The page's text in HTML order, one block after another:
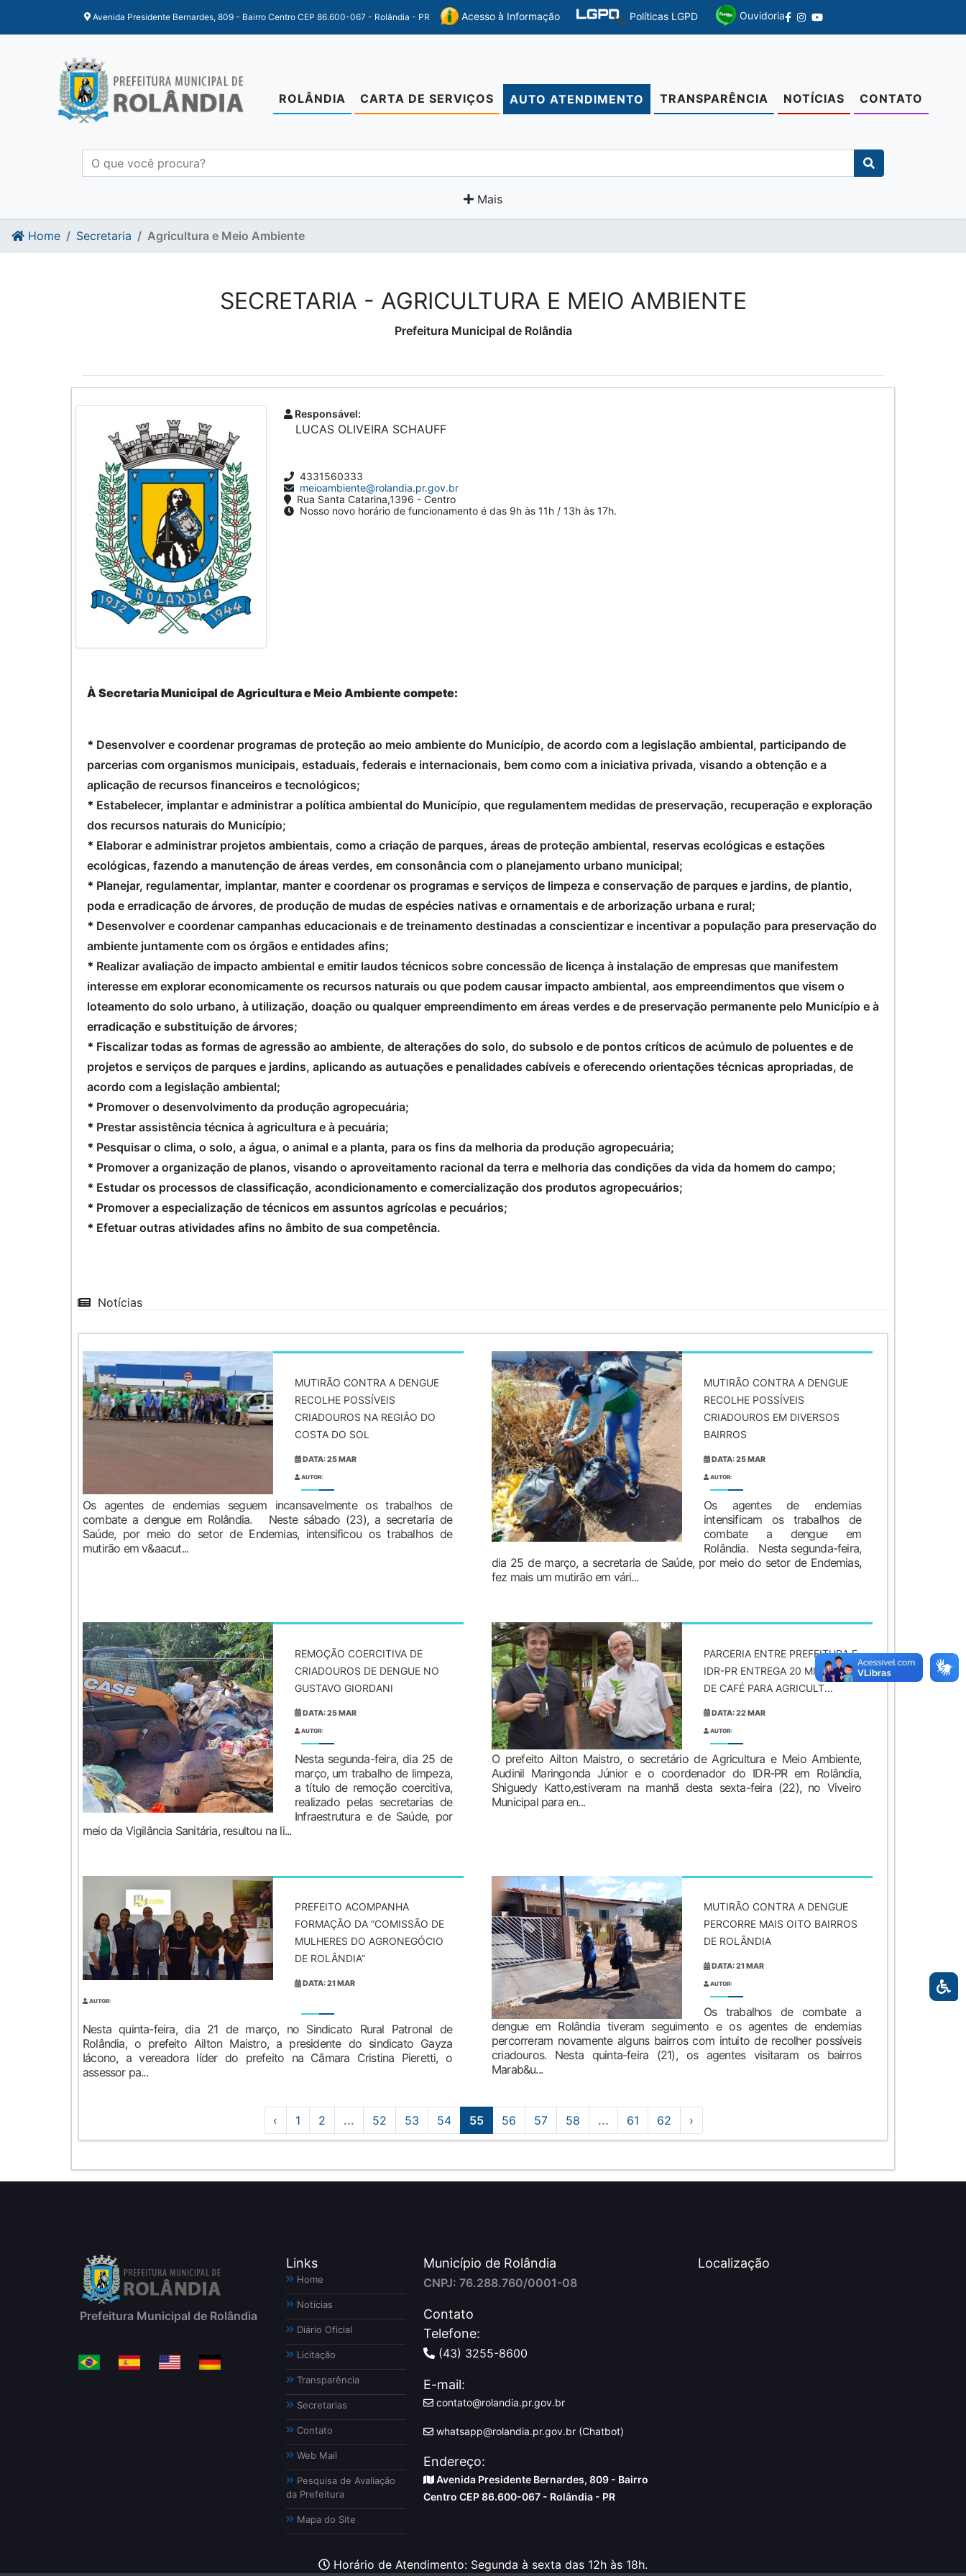
Avenida Presidente Bernardes, 809 - Bairro Centro CEP 86.600-067 - Rolândia - PR Acesso à Informação Políticas LGPD Ouvidoria
ROLÂNDIA CARTA DE SERVIÇOS AUTO ATENDIMENTO TRANSPARÊNCIA NOTÍCIAS CONTATO
Mais
Home Secretaria Agricultura e Meio Ambiente
SECRETARIA - AGRICULTURA E MEIO AMBIENTE
Prefeitura Municipal de Rolândia
Responsável:
LUCAS OLIVEIRA SCHAUFF
4331560333
meioambiente@rolandia.pr.gov.br
Rua Santa Catarina,1396 - Centro
Nosso novo horário de funcionamento é das 9h às 11h / 13h às 17h.
À Secretaria Municipal de Agricultura e Meio Ambiente compete:
* Desenvolver e coordenar programas de proteção ao meio ambiente do Município, de acordo com a legislação ambiental, participando de
parcerias com organismos municipais, estaduais, federais e internacionais, bem como com a iniciativa privada, visando a obtenção e a
aplicação de recursos financeiros e tecnológicos;
* Estabelecer, implantar e administrar a política ambiental do Município, que regulamentem medidas de preservação, recuperação e exploração
dos recursos naturais do Município;
* Elaborar e administrar projetos ambientais, como a criação de parques, áreas de proteção ambiental, reservas ecológicas e estações
ecológicas, fazendo a manutenção de áreas verdes, em consonância com o planejamento urbano municipal;
* Planejar, regulamentar, implantar, manter e coordenar os programas e serviços de limpeza e conservação de parques e jardins, de plantio,
poda e erradicação de árvores, de produção de mudas de espécies nativas e ornamentais e de arborização urbana e rural;
* Desenvolver e coordenar campanhas educacionais e de treinamento destinadas a conscientizar e incentivar a população para preservação do
ambiente juntamente com os órgãos e entidades afins;
* Realizar avaliação de impacto ambiental e emitir laudos técnicos sobre concessão de licença à instalação de empresas que manifestem
interesse em explorar economicamente os recursos naturais ou que podem causar impacto ambiental, aos empreendimentos que visem o
loteamento do solo urbano, à utilização, doação ou qualquer empreendimento em áreas verdes e de preservação permanente pelo Município e à
erradicação e substituição de árvores;
* Fiscalizar todas as formas de agressão ao ambiente, de alterações do solo, do subsolo e de pontos críticos de acúmulo de poluentes e de
projetos e serviços de parques e jardins, aplicando as autuações e penalidades cabíveis e oferecendo orientações técnicas apropriadas, de
acordo com a legislação ambiental;
* Promover o desenvolvimento da produção agropecuária;
* Prestar assistência técnica à agricultura e à pecuária;
* Pesquisar o clima, o solo, a água, o animal e a planta, para os fins da melhoria da produção agropecuária;
* Promover a organização de planos, visando o aproveitamento racional da terra e melhoria das condições da vida da homem do campo;
* Estudar os processos de classificação, acondicionamento e comercialização dos produtos agropecuários;
* Promover a especialização de técnicos em assuntos agrícolas e pecuários;
* Efetuar outras atividades afins no âmbito de sua competência.
Notícias
MUTIRÃO CONTRA A DENGUE
RECOLHE POSSÍVEIS
CRIADOUROS NA REGIÃO DO
COSTA DO SOL
DATA: 25 MAR
AUTOR:
Os agentes de endemias seguem incansavelmente os trabalhos de
combate a dengue em Rolândia. Neste sábado (23), a secretaria de
Saúde, por meio do setor de Endemias, intensificou os trabalhos de
mutirão em v&aacut...
MUTIRÃO CONTRA A DENGUE
RECOLHE POSSÍVEIS
CRIADOUROS EM DIVERSOS
BAIRROS
DATA: 25 MAR
AUTOR:
Os agentes de endemias
intensificam os trabalhos de
combate a dengue em
Rolândia. Nesta segunda-feira,
dia 25 de março, a secretaria de Saúde, por meio do setor de Endemias,
fez mais um mutirão em vári...
REMOÇÃO COERCITIVA DE
CRIADOUROS DE DENGUE NO
GUSTAVO GIORDANI
DATA: 25 MAR
AUTOR:
Nesta segunda-feira, dia 25 de
março, um trabalho de limpeza,
a título de remoção coercitiva,
realizado pelas secretarias de
Infraestrutura e de Saúde, por
meio da Vigilância Sanitária, resultou na li...
PARCERIA ENTRE PREFEITURA E
IDR-PR ENTREGA 20 MIL MUDAS
DE CAFÉ PARA AGRICULT...
DATA: 22 MAR
AUTOR:
O prefeito Ailton Maistro, o secretário de Agricultura e Meio Ambiente,
Audinil Maringonda Júnior e o coordenador do IDR-PR em Rolândia,
Shiguedy Katto,estiveram na manhã desta sexta-feira (22), no Viveiro
Municipal para en...
PREFEITO ACOMPANHA
FORMAÇÃO DA “COMISSÃO DE
MULHERES DO AGRONEGÓCIO
DE ROLÂNDIA”
DATA: 21 MAR
AUTOR:
Nesta quinta-feira, dia 21 de março, no Sindicato Rural Patronal de
Rolândia, o prefeito Ailton Maistro, a presidente do sindicato Gayza
Iácono, a vereadora líder do prefeito na Câmara Cristina Pieretti, o
assessor pa...
MUTIRÃO CONTRA A DENGUE
PERCORRE MAIS OITO BAIRROS
DE ROLÂNDIA
DATA: 21 MAR
AUTOR:
Os trabalhos de combate a
dengue em Rolândia tiveram seguimento e os agentes de endemias
percorreram novamente alguns bairros com intuito de recolher possíveis
criadouros. Nesta quinta-feira (21), os agentes visitaram os bairros
Marab&u...
‹ 1 2 ... 52 53 54 55 56 57 58 ... 61 62 ›
Prefeitura Municipal de Rolândia
Links
Home
Notícias
Diário Oficial
Licitação
Transparência
Secretarias
Contato
Web Mail
Pesquisa de Avaliação
da Prefeitura
Mapa do Site
Município de Rolândia
CNPJ: 76.288.760/0001-08
Contato
Telefone:
(43) 3255-8600
E-mail:
contato@rolandia.pr.gov.br
whatsapp@rolandia.pr.gov.br (Chatbot)
Endereço:
Avenida Presidente Bernardes, 809 - Bairro
Centro CEP 86.600-067 - Rolândia - PR
Localização
Horário de Atendimento: Segunda à sexta das 12h às 18h.